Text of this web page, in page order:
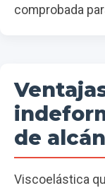
comprobada
de
Viscoelástica